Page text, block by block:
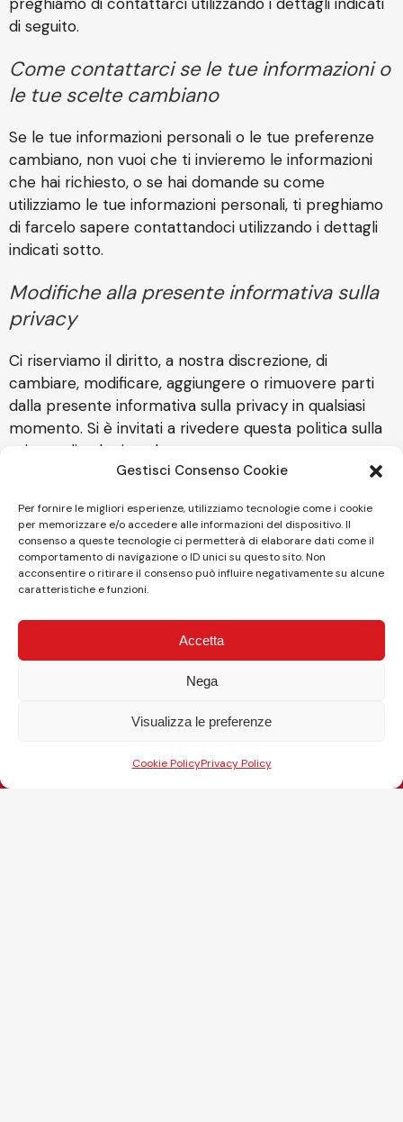
Gestisci Consenso Cookie
Per fornire le migliori esperienze, utilizziamo tecnologie come i cookie
per memorizzare e/o accedere alle informazioni del dispositivo. Il
consenso a queste tecnologie ci permetterà di elaborare dati come il
comportamento di navigazione o ID unici su questo sito. Non
acconsentire o ritirare il consenso può influire negativamente su alcune
caratteristiche e funzioni.
Accetta
Nega
Visualizza le preferenze
Cookie PolicyPrivacy Policy
di seguito.
Come contattarci se le tue informazioni o
le tue scelte cambiano
Se le tue informazioni personali o le tue preferenze
cambiano, non vuoi che ti invieremo le informazioni
che hai richiesto, o se hai domande su come
utilizziamo le tue informazioni personali, ti preghiamo
di farcelo sapere contattandoci utilizzando i dettagli
indicati sotto.
Modifiche alla presente informativa sulla
privacy
Ci riserviamo il diritto, a nostra discrezione, di
cambiare, modificare, aggiungere o rimuovere parti
dalla presente informativa sulla privacy in qualsiasi
momento. Si è invitati a rivedere questa politica sulla
privacy di volta in volta.
Sede Legale: Corso Galileo Ferraris, 146 – 10129 Torino
Sede operativa: Via Stampatori n. 4 – 10122 Torino
Tel. 011 19665400
Email: info@gmsavio.com
Email: info@coxy.it